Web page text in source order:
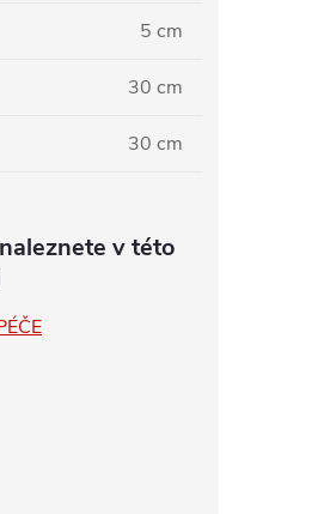
5 cm
30 cm
30 cm
v této